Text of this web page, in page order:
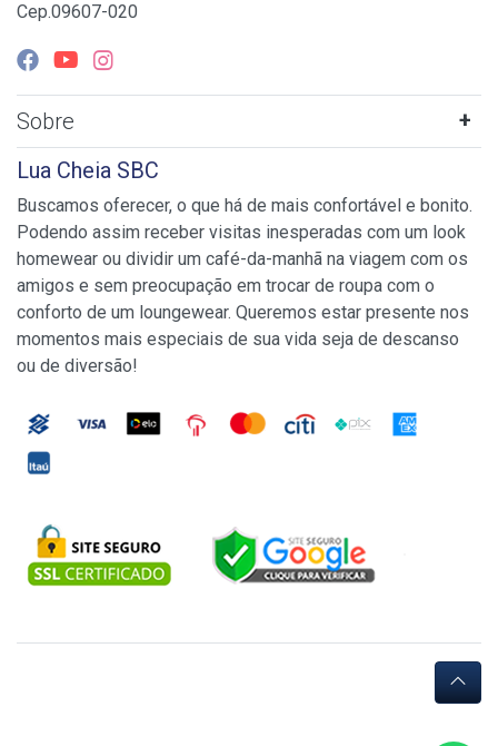
Cep.09607-020
Sobre
Lua Cheia SBC
Buscamos oferecer, o que há de mais confortável e bonito.
Podendo assim receber visitas inesperadas com um look
homewear ou dividir um café-da-manhã na viagem com os
amigos e sem preocupação em trocar de roupa com o
conforto de um loungewear. Queremos estar presente nos
momentos mais especiais de sua vida seja de descanso
ou de diversão!